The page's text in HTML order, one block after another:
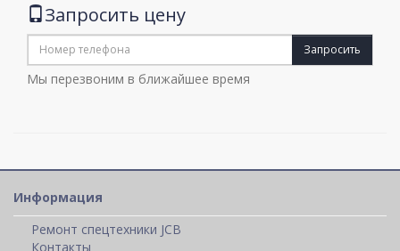
Запросить цену
Запросить
Мы перезвоним в ближайшее время
Информация
Ремонт спецтехники JCB
Контакты